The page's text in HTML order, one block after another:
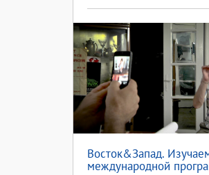
Восток&Запад.
международной